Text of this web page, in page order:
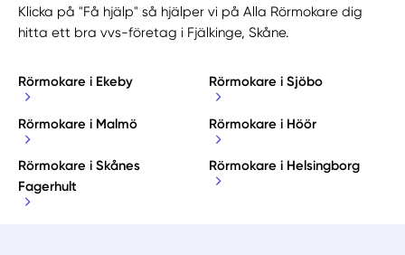
Klicka på "Få hjälp" så hjälper vi på Alla Rörmokare dig
hitta ett bra vvs-företag i Fjälkinge, Skåne.
Rörmokare i Ekeby Rörmokare i Sjöbo
Rörmokare i Malmö Rörmokare i Höör
Rörmokare i Skånes
Fagerhult
Rörmokare i Helsingborg